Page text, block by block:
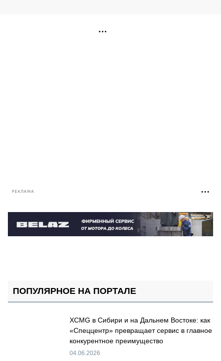
РЕКЛАМА
ПОПУЛЯРНОЕ НА ПОРТАЛЕ
XCMG в Сибири и на Дальнем Востоке: как
«Спеццентр» превращает сервис в главное
конкурентное преимущество
04.06.2026